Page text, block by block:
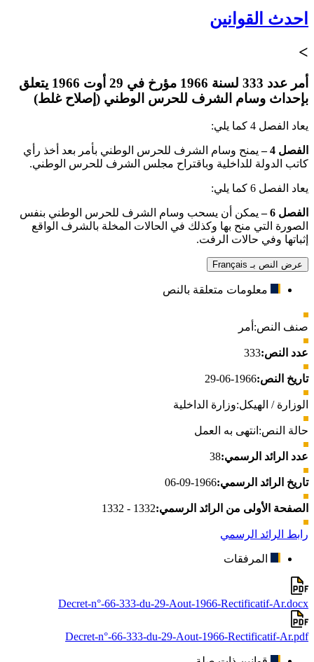
احدث القوانين
>
أمر عدد 333 لسنة 1966 مؤرخ في 29 أوت 1966 يتعلق
بإحداث وسام الشرف للحرس الوطني (إصلاح غلط)
يعاد الفصل 4 كما يلي:
الفصل 4 –
يمنح وسام الشرف للحرس الوطني بأمر بعد أخذ رأي
كاتب الدولة للداخلية وباقتراح مجلس الشرف للحرس الوطني.
يعاد الفصل 6 كما يلي:
الفصل 6 –
يمكن أن يسحب وسام الشرف للحرس الوطني بنفس
الصورة التي منح بها وكذلك في الحالات المخلة بالشرف الواقع
إثباتها وفي حالات الرفت.
عرض النص بـ Français
معلومات متعلقة بالنص
صنف النص: أمر
عدد النص:333
تاريخ النص:1966-06-29
الوزارة / الهيكل:وزارة الداخلية
حالة النص: انتهى به العمل
عدد الرائد الرسمي:38
تاريخ الرائد الرسمي:1966-09-06
الصفحة الأولى من الرائد الرسمي:1332 - 1332
رابط الرائد الرسمي
المرفقات
Decret-n°-66-333-du-29-Aout-1966-Rectificatif-Ar.docx
Decret-n°-66-333-du-29-Aout-1966-Rectificatif-Ar.pdf